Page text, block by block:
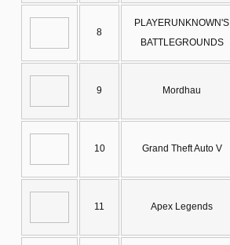
8
PLAYERUNKNOWN'S
BATTLEGROUNDS
9 Mordhau
10 Grand Theft Auto V
11 Apex Legends